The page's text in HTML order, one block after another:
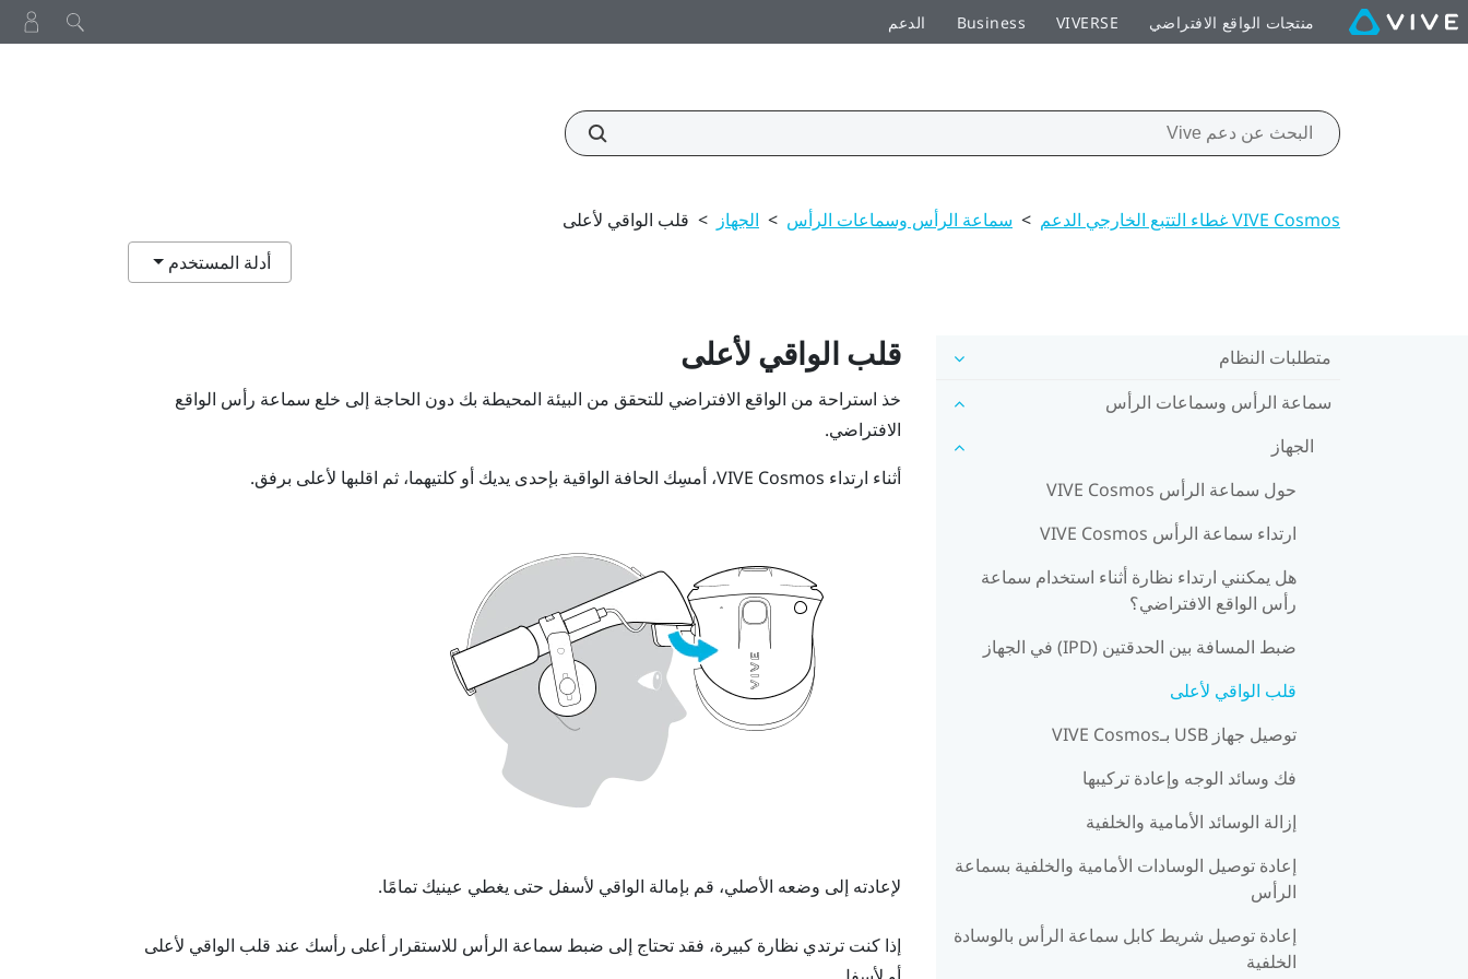
منتجات الواقع الافتراضي VIVERSE
Business الدعم
VIVE Cosmos غطاء التتبع الخارجي الدعم > سماعة الرأس وسماعات الرأس > الجهاز > قلب الواقي لأعلى
أدلة المستخدم
متطلبات النظام
سماعة الرأس وسماعات الرأس
الجهاز
حول سماعة الرأس VIVE Cosmos
ارتداء سماعة الرأس VIVE Cosmos
هل يمكنني ارتداء نظارة أثناء استخدام سماعة
رأس الواقع الافتراضي؟
ضبط المسافة بين الحدقتين (IPD) في الجهاز
قلب الواقي لأعلى
توصيل جهاز USB بـVIVE Cosmos
فك وسائد الوجه وإعادة تركيبها
إزالة الوسائد الأمامية والخلفية
إعادة توصيل الوسادات الأمامية والخلفية بسماعة
الرأس
إعادة توصيل شريط كابل سماعة الرأس بالوسادة
الخلفية
قلب الواقي لأعلى
خذ استراحة من الواقع الافتراضي للتحقق من البيئة المحيطة بك دون الحاجة إلى خلع سماعة رأس الواقع
الافتراضي.
أثناء ارتداء VIVE Cosmos، أمسِك الحافة الواقية بإحدى يديك أو كلتيهما، ثم اقلبها لأعلى برفق.
لإعادته إلى وضعه الأصلي، قم بإمالة الواقي لأسفل حتى يغطي عينيك تمامًا.
إذا كنت ترتدي نظارة كبيرة، فقد تحتاج إلى ضبط سماعة الرأس للاستقرار أعلى رأسك عند قلب الواقي لأعلى